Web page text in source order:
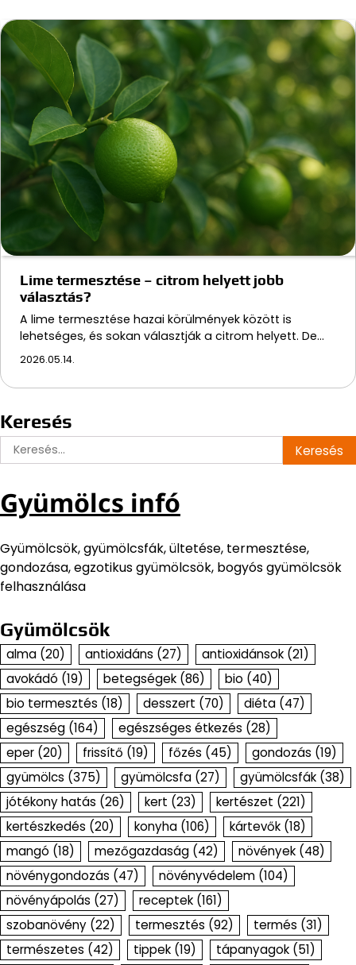
Lime termesztése – citrom helyett jobb
választás?
A lime termesztése hazai körülmények között is
lehetséges, és sokan választják a citrom helyett. De…
2026.05.14.
Keresés
Keresés:
Gyümölcs infó
Gyümölcsök, gyümölcsfák, ültetése, termesztése,
gondozása, egzotikus gyümölcsök, bogyós gyümölcsök
felhasználása
Gyümölcsök
alma (20) antioxidáns (27) antioxidánsok (21)
avokádó (19) betegségek (86) bio (40)
bio termesztés (18) desszert (70) diéta (47)
egészség (164) egészséges étkezés (28)
eper (20) frissítő (19) főzés (45) gondozás (19)
gyümölcs (375) gyümölcsfa (27) gyümölcsfák (38)
jótékony hatás (26) kert (23) kertészet (221)
kertészkedés (20) konyha (106) kártevők (18)
mangó (18) mezőgazdaság (42) növények (48)
növénygondozás (47) növényvédelem (104)
növényápolás (27) receptek (161)
szobanövény (22) termesztés (92) termés (31)
természetes (42) tippek (19) tápanyagok (51)